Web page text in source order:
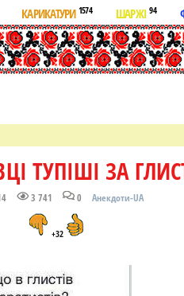
КАРИКАТУРИ 1574 ШАРЖІ94
ТУПІШІ ЗА
3 741 0 Анекдоти-UA
+32